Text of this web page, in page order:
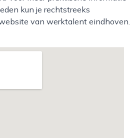
kun je rechtstreeks
van werktalent eindhoven.